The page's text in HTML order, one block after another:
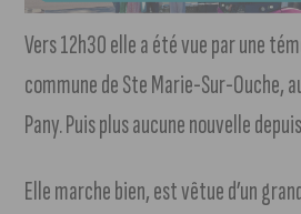
Vers 12h30 elle a été vue par une
commune de Ste Marie-Sur-Ouche,
Pany. Puis plus aucune nouvelle
Elle marche bien, est vêtue d’un